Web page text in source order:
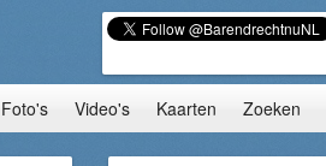
Foto's Video's Kaarten Zoeken